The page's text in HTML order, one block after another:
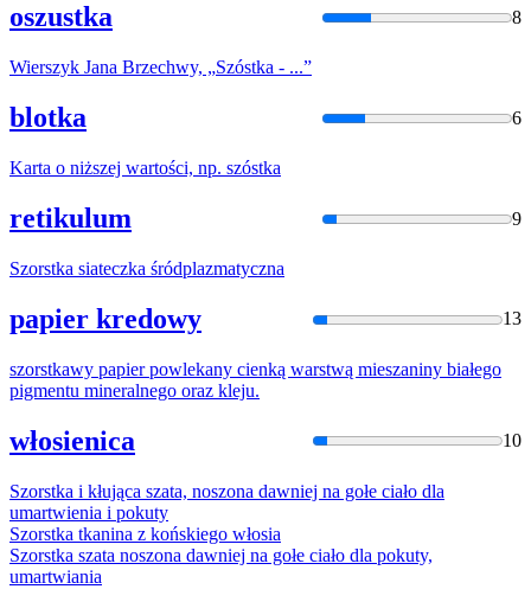
oszustka 8
Wierszyk Jana Brzechwy, „Szóstka - ...”
blotka 6
Karta o niższej wartości, np. szóstka
retikulum 9
Szorstka siateczka śródplazmatyczna
papier kredowy 13
szorstkawy papier powlekany cienką warstwą mieszaniny białego
pigmentu mineralnego oraz kleju.
włosienica 10
Szorstka i kłująca szata, noszona dawniej na gołe ciało dla
umartwienia i pokuty
Szorstka tkanina z końskiego włosia
Szorstka szata noszona dawniej na gołe ciało dla pokuty,
umartwiania